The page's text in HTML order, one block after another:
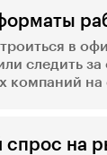
в
следить
компаний
спрос на